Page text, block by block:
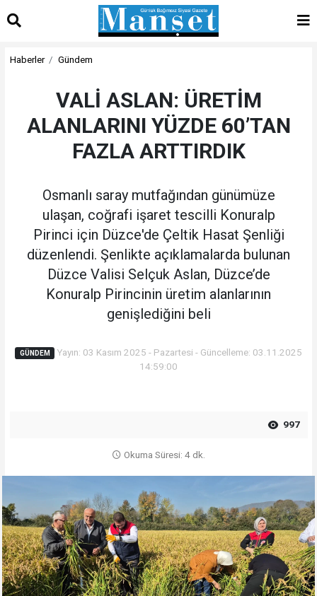
Haberler Gündem
VALİ ASLAN: ÜRETİM
ALANLARINI YÜZDE 60’TAN
FAZLA ARTTIRDIK
Osmanlı saray mutfağından günümüze
ulaşan, coğrafi işaret tescilli Konuralp
Pirinci için Düzce'de Çeltik Hasat Şenliği
düzenlendi. Şenlikte açıklamalarda bulunan
Düzce Valisi Selçuk Aslan, Düzce’de
Konuralp Pirincinin üretim alanlarının
genişlediğini beli
GÜNDEM
Yayın: 03 Kasım 2025 - Pazartesi - Güncelleme: 03.11.2025
14:59:00
997
Okuma Süresi: 4 dk.